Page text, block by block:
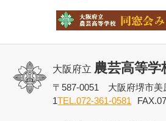
大阪府立 農芸高等学
〒587-0051 大阪府堺市美
1TEL.072-361-0581